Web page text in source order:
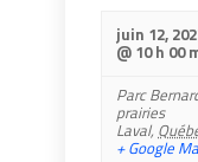
juin 12,
@ 10 h 00
Parc
prairies
Laval,
+ Google